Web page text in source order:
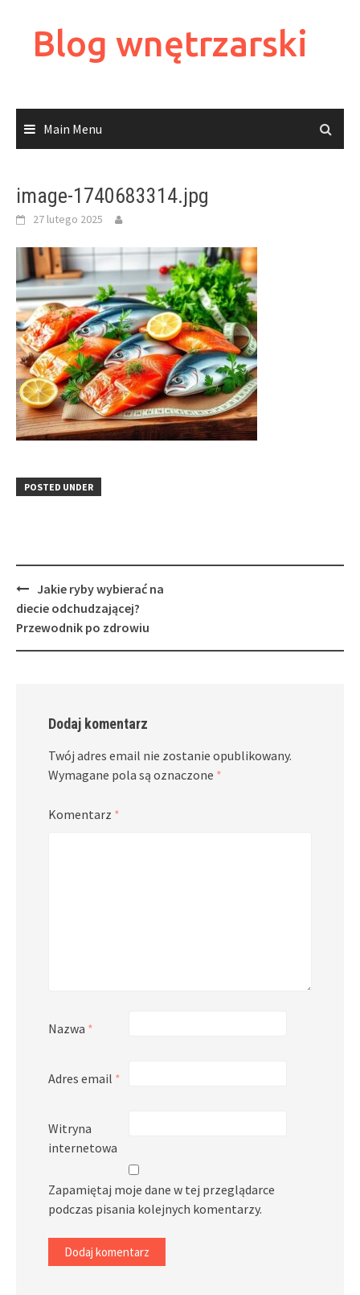
contentBlog wnętrzarski
Main Menu
image-1740683314.jpg
27 lutego 2025
POSTED UNDER
Post
navigation
Jakie ryby wybierać na
diecie odchudzającej?
Przewodnik po zdrowiu
Dodaj komentarz
Twój adres email nie zostanie opublikowany.
Wymagane pola są oznaczone *
Komentarz *
Nazwa *
Adres email *
Witryna
internetowa
Zapamiętaj moje dane w tej przeglądarce
podczas pisania kolejnych komentarzy.